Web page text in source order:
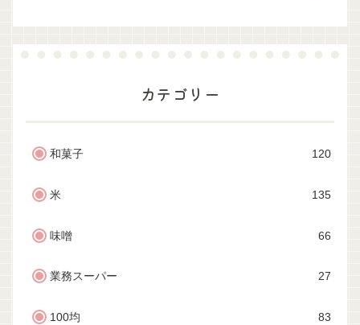
カテゴリー
和菓子 120
米 135
味噌 66
業務スーパー 27
100均 83